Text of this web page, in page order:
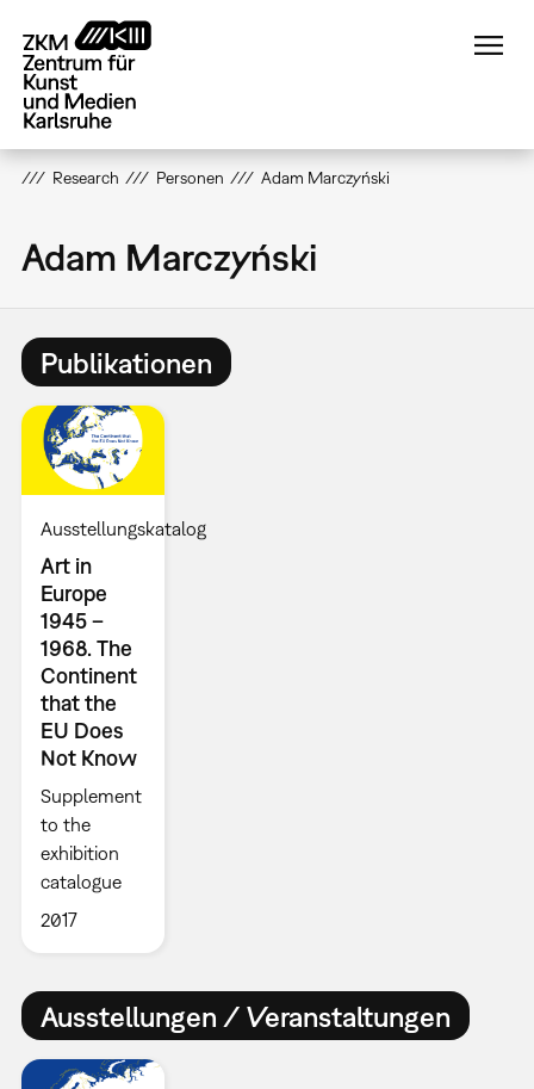
zum
Inhalt
Research Personen Adam Marczyński
Adam Marczyński
Publikationen
Ausstellungskatalog
Art in
Europe
1945 –
1968. The
Continent
that the
EU Does
Not Know
Supplement
to the
exhibition
catalogue
2017
Ausstellungen / Veranstaltungen